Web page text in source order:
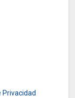
Privacidad